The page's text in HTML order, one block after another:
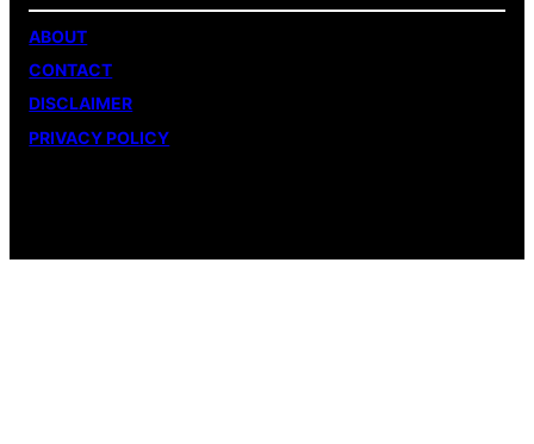
ABOUT
CONTACT
DISCLAIMER
PRIVACY POLICY